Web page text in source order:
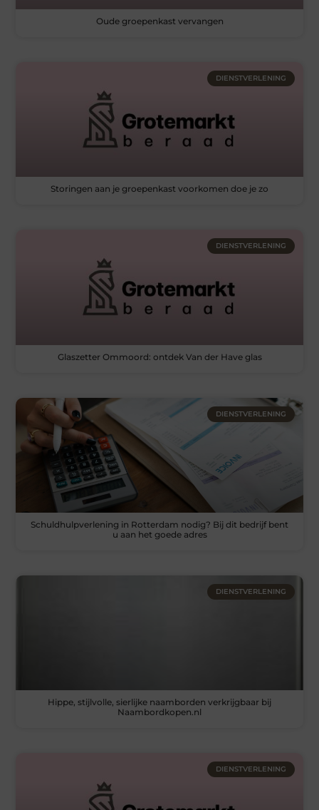
Oude groepenkast vervangen
DIENSTVERLENING
Storingen aan je groepenkast voorkomen doe je zo
DIENSTVERLENING
Glaszetter Ommoord: ontdek Van der Have glas
DIENSTVERLENING
Schuldhulpverlening in Rotterdam nodig? Bij dit bedrijf bent
u aan het goede adres
DIENSTVERLENING
Hippe, stijlvolle, sierlijke naamborden verkrijgbaar bij
Naambordkopen.nl
DIENSTVERLENING